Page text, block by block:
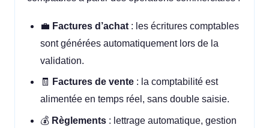
💼 Factures d’achat : les écritures comptables
sont générées automatiquement lors de la
validation.
🧾 Factures de vente : la comptabilité est
alimentée en temps réel, sans double saisie.
💰 Règlements : lettrage automatique, gestion